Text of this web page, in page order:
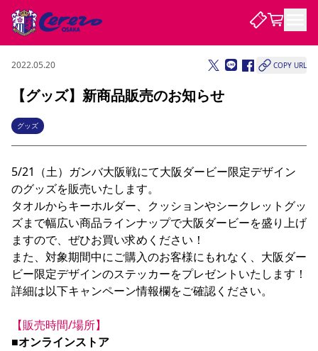
試合・チーム
試合について
試合日程 / 結果 順位表
チームについて
選手・スタッフ スケジュール メディア情報
アカデミー ハナサカプレーヤー 歴代所属選手
観戦する
チケット
チケット情報 販売スケジュール
シーズンシート 法人シーズンシート 福祉サービス 団体チケット
特定興行入場券
譲渡サービス リセールサービス
観戦ガイド
初めて観戦ガイド キッズ向けサービス グルメ
マッチデープログラム
観戦マナー&ルール ビジターサポーター観戦ガイド 公式アプリ
YANMAR HANASAKA STADIUM
クラブを知る
セレッソ大阪について
クラブ紹介 沿革 シーズン記録 求人情報
サポートする
パートナー企業募集中 セレッソ大阪VISAカード
サポートスタッフ
サステナビリティ
ファンクラブ
ファンクラブ
SAKURA SOCIO 招待券引換方法 まいセレチケット
会員規定
婚姻届・出生届・命名書
ニュース
すべて チーム グッズ
ホームタウン
パートナー
2022.05.20 COPY URL
【グッズ】新商品販売のお知らせ
グッズ
5/21（土）ガンバ大阪戦にて大阪ダービー限定デザイン
のグッズを販売いたします。
タオルからキーホルダー、クッションやシークレットグッ
ズまで幅広い商品ラインナップで大阪ダービーを盛り上げ
ますので、ぜひお買い求めください！
また、対象期間中にご購入のお客様にもれなく、大阪ダー
ビー限定デザインのステッカーをプレゼントいたします！
詳細は以下キャンペーン情報欄をご確認ください。
【販売時間/場所】
■オンラインストア